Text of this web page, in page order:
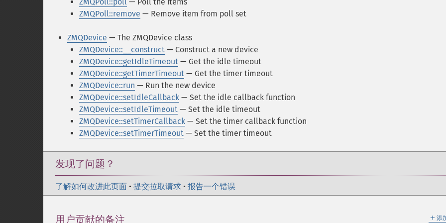
ZMQPoll::remove — Remove item from poll set
ZMQDevice — The ZMQDevice class
ZMQDevice::__construct — Construct a new device
ZMQDevice::getIdleTimeout — Get the idle timeout
ZMQDevice::getTimerTimeout — Get the timer timeout
ZMQDevice::run — Run the new device
ZMQDevice::setIdleCallback — Set the idle callback function
ZMQDevice::setIdleTimeout — Set the idle timeout
ZMQDevice::setTimerCallback — Set the timer callback function
ZMQDevice::setTimerTimeout — Set the timer timeout
发现了问题？
了解如何改进此页面 • 提交拉取请求 • 报告一个错误
＋ 添
用户贡献的备注